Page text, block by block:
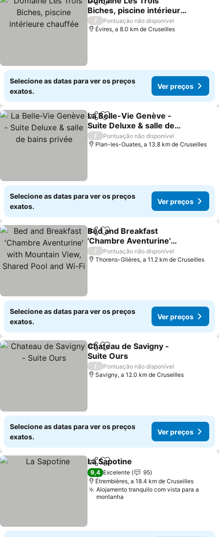
PartilharAdicionar aos favoritos
Biches, piscine intérieure
chauffée
/
Pontuação não disponível
Évires, a 8.0 km de Cruseilles
Selecione as datas para ver os preços
exatos.
Ver preços
PartilharAdicionar aos favoritos
La Belle-Vie Genève -
Suite Deluxe & salle de
bains privée
/
Pontuação não disponível
Plan-les-Ouates, a 13.8 km de Cruseilles
Selecione as datas para ver os preços
exatos.
Ver preços
PartilharAdicionar aos favoritos
Bed and Breakfast
'Chambre Aventurine'
with Mountain View,
Shared Pool and Wi-Fi
/
Pontuação não disponível
Thorens-Glières, a 11.2 km de Cruseilles
Selecione as datas para ver os preços
exatos.
Ver preços
PartilharAdicionar aos favoritos
Chateau de Savigny -
Suite Ours
/
Pontuação não disponível
Savigny, a 12.0 km de Cruseilles
Selecione as datas para ver os preços
exatos.
Ver preços
PartilharAdicionar aos favoritos
La Sapotine
9,4 Excelente
95
Étrembières, a 18.4 km de Cruseilles
Alojamento tranquilo com vista para a
montanha